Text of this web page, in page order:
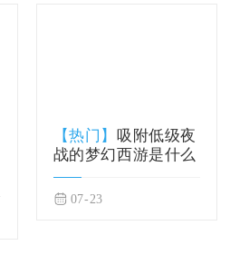
【热门】吸附低级夜
战的梦幻西游是什么
07-23